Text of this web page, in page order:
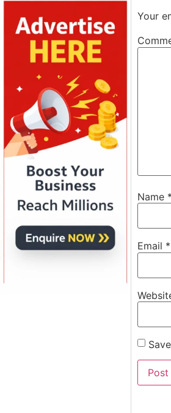
Your
Name *
Email *